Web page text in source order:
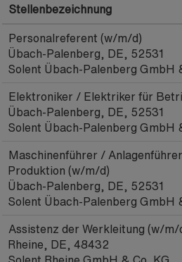
Stellenbezeichnung
Personalreferent (w/m/d)
Übach-Palenberg, DE, 52531
Solent Übach-Palenberg GmbH
Elektroniker / Elektriker für
Übach-Palenberg, DE, 52531
Solent Übach-Palenberg GmbH
Maschinenführer /
Produktion (w/m/d)
Übach-Palenberg, DE, 52531
Solent Übach-Palenberg GmbH
Assistenz der Werkleitung (w/m/
Rheine, DE, 48432